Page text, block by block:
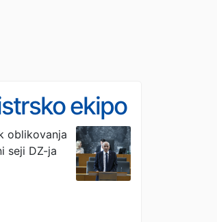
ekipo
oblikovanja
seji DZ-ja